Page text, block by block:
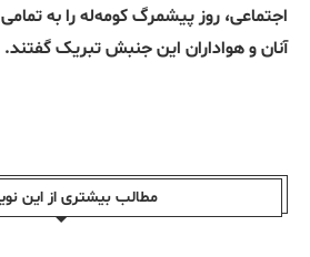
اجتماعی، روز پیشمرگ کومه‌له را به
آنان و هواداران این جنبش تبریک گفتند.
مطالب بیشتری از این